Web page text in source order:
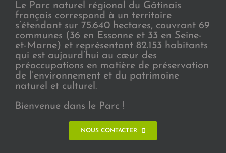
Le Parc naturel régional du Gâtinais
français correspond à un territoire
s’étendant sur 75.640 hectares, couvrant 69
communes (36 en Essonne et 33 en Seine-
et-Marne) et représentant 82.153 habitants
qui est aujourd’hui au cœur des
préoccupations en matière de préservation
de l’environnement et du patrimoine
naturel et culturel.
Bienvenue dans le Parc !
NOUS CONTACTER